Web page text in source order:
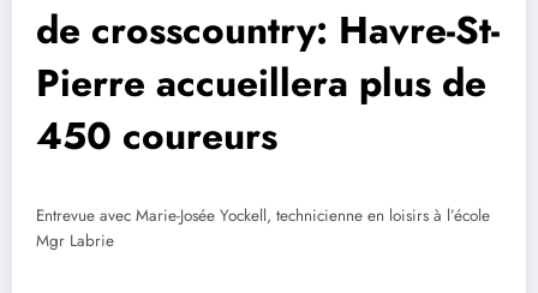
de crosscountry: Havre-St-
Pierre accueillera plus de
450 coureurs
Entrevue avec Marie-Josée Yockell, technicienne en loisirs à l’école
Mgr Labrie